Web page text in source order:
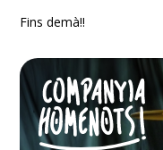
Fins demà!!